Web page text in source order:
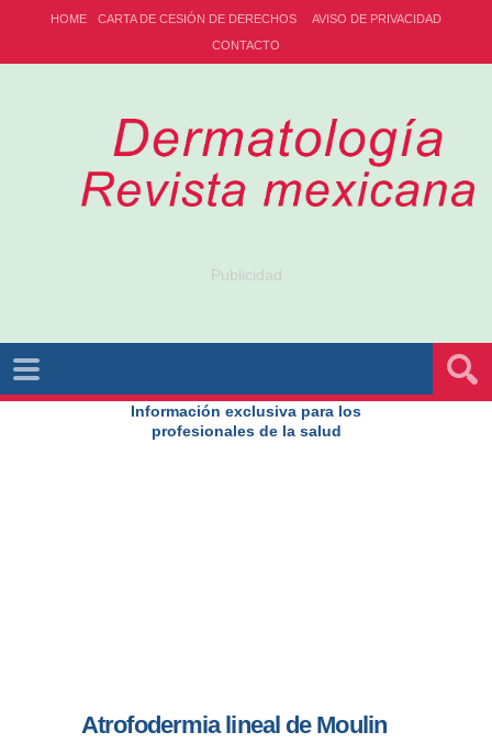
HOME CARTA DE CESIÓN DE DERECHOS
AVISO DE PRIVACIDAD
CONTACTO
Publicidad
Información exclusiva para los
profesionales de la salud
Atrofodermia lineal de Moulin